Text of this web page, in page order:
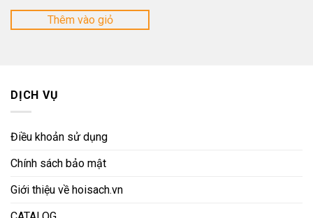
65.000 ₫.
hiện
là:
Thêm vào giỏ
DỊCH VỤ
Điều khoản sử dụng
Chính sách bảo mật
Giới thiệu về hoisach.vn